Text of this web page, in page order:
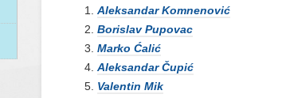
Aleksandar Komnenović
Borislav Pupovac
Marko Ćalić
Aleksandar Čupić
Valentin Mik